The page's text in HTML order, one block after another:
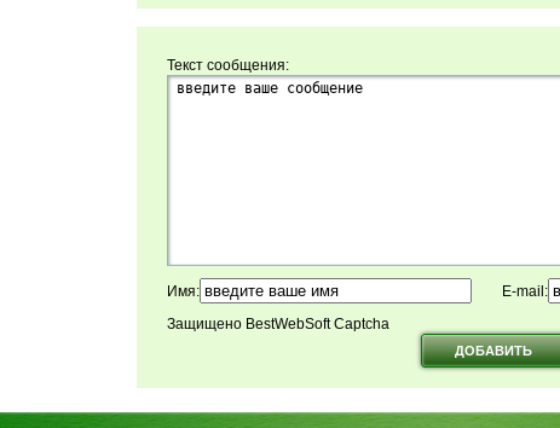
Текст сообщения:
Имя:
E-mail:
Защищено BestWebSoft Captcha